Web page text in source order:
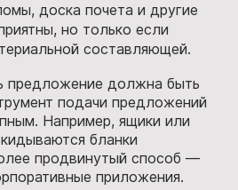
доска почета и другие
но только если
составляющей.
предложение должна быть
подачи предложений
Например, ящики или
бланки
продвинутый способ —
приложения.